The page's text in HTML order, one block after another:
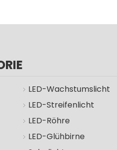
LED-Wachstumslicht
LED-Streifenlicht
LED-Röhre
LED-Glühbirne